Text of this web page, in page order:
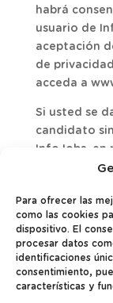
Para ofrecer las
como las cookies
dispositivo. El
procesar datos
identificaciones
consentimiento,
características y
habrá
usuario de
aceptación
de
acceda a
Si usted se
candidato
InfoJobs, en
será
o
La visita a la
registre o
personal.